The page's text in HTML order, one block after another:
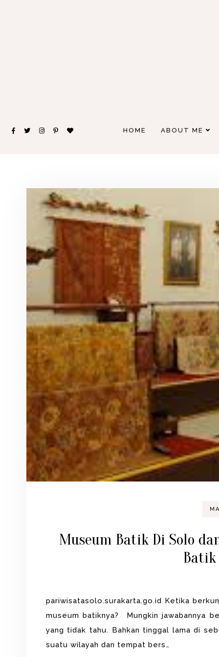
HOME ABOUT ME
Museum Batik Di Solo
Batik
pariwisatasolo.surakarta.go.id Ketika
museum batiknya? Mungkin jawabannya
yang tidak tahu. Bahkan tinggal lama di
suatu wilayah dan tempat bers…